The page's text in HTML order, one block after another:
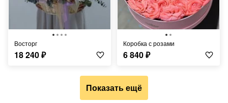
Восторг
18 240₽
коробка с розами
6 840₽
Показать ещё